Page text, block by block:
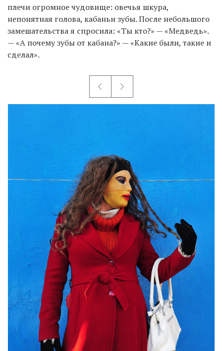
плечи огромное чудовище: овечья шкура,
непонятная голова, кабаньи зубы. После небольшого
замешательства я спросила: «Ты кто?» — «Медведь».
— «А почему зубы от кабана?» — «Какие были, такие и
сделал».